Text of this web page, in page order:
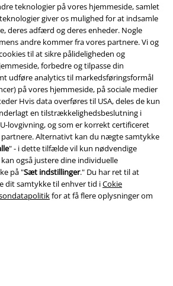
teknologier på vores hjemmeside, samlet
giver os mulighed for at indsamle
deres adfærd og deres enheder. Nogle
andre kommer fra vores partnere. Vi og
til at sikre pålideligheden og
forbedre og tilpasse din
udføre analytics til markedsføringsformål
på vores hjemmeside, på sociale medier
Hvis data overføres til USA, deles de kun
en tilstrækkelighedsbeslutning i
lovgivning, og som er korrekt certificeret
partnere. Alternativt kan du nægte samtykke
" - i dette tilfælde vil kun nødvendige
også justere dine individuelle
på "Sæt indstillinger." Du har ret til at
dit samtykke til enhver tid iCokie
for at få flere oplysninger om
miljøbeskyttelse